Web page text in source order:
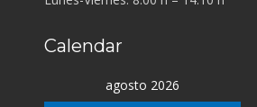
Calendar
agosto 2026